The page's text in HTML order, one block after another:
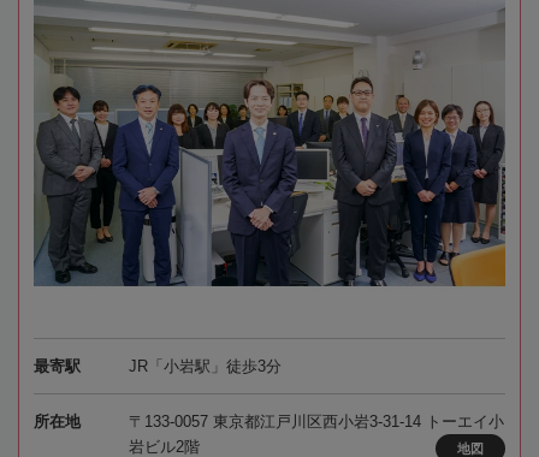
最寄駅 JR「小岩駅」徒歩3分
所在地
〒133-0057 東京都江戸川区西小岩3-31-14 トーエイ小
岩ビル2階
地図